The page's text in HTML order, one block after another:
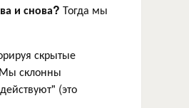
и снова? Тогда мы
скрытые
Мы склонны
(это